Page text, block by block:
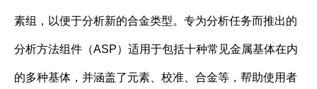
素组，以便于分析新的合金类型。专为分析任务而推出的
分析方法组件（ASP）适用于包括十种常见金属基体在内
的多种基体，并涵盖了元素、校准、合金等，帮助使用者